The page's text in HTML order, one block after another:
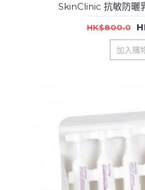
SkinClinic 抗敏防曬
HK$800.0
加入購